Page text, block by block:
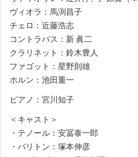
ヴィオラ：馬渕昌子
チェロ：近藤浩志
コントラバス：新 眞二
クラリネット：鈴木豊人
ファゴット：星野則雄
ホルン：池田重一
ピアノ：宮川知子
＜キャスト＞
・テノール：安冨泰一郎
・バリトン：塚本伸彦